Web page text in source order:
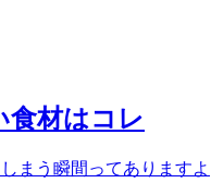
食材はコレ
まう瞬間ってありますよ